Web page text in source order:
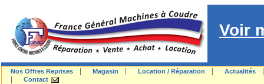
Voir
Nos Offres Reprises Magasin Location / Réparation Actualités
Contact